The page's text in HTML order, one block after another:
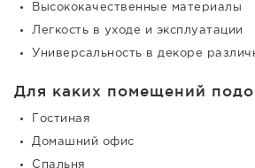
Высококачественные материалы
Легкость в уходе и эксплуатации
Универсальность в декоре
Для каких помещений
Гостиная
Домашний офис
Спальня